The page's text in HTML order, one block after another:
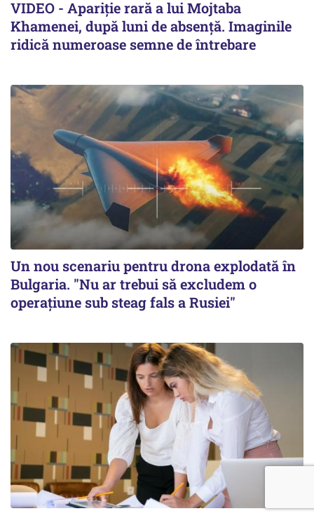
VIDEO - Apariție rară a lui Mojtaba
Khamenei, după luni de absență. Imaginile
ridică numeroase semne de întrebare
Un nou scenariu pentru drona explodată în
Bulgaria. "Nu ar trebui să excludem o
operațiune sub steag fals a Rusiei"